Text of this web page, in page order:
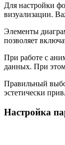
Для настройки
визуализации.
Элементы
позволяет
При работе с
данных. При
Правильный
эстетически
Настройка